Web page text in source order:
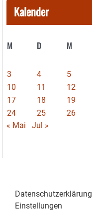
Kalender
M D M
3
4 5
10
11 12
17
18 19
24
25 26
« Mai
Jul »
Datenschutzerklärung
Einstellungen